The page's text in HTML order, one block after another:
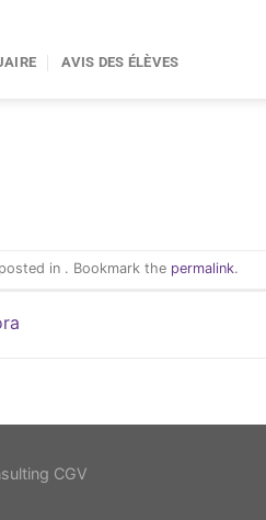
AVIS DES ÉLÈVES
in . Bookmark the permalink.
CGV